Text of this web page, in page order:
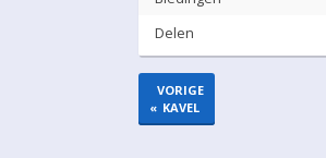
Delen
«
VORIGE
KAVEL